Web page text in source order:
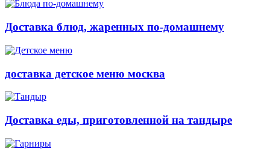
Доставка блюд, жаренных по-домашнему
доставка детское меню москва
Доставка еды, приготовленной на тандыре